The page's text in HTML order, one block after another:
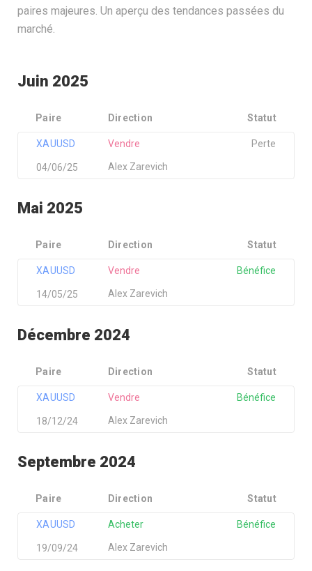
paires majeures. Un aperçu des tendances passées du
marché.
Juin 2025
Paire Direction Statut
XAUUSD
Alex Zarevich
Vendre
04/06/25
Perte
Mai 2025
Paire Direction Statut
XAUUSD
Alex Zarevich
Vendre
14/05/25
Bénéfice
Décembre 2024
Paire Direction Statut
XAUUSD
Alex Zarevich
Vendre
18/12/24
Bénéfice
Septembre 2024
Paire Direction Statut
XAUUSD
Alex Zarevich
Acheter
19/09/24
Bénéfice